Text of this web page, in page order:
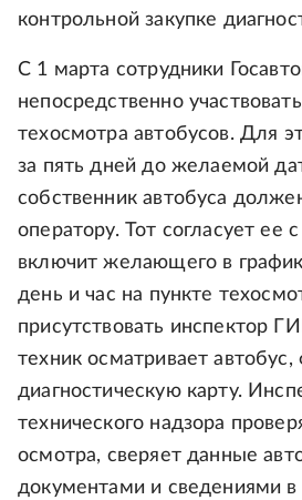
контрольной закупке
С 1 марта сотрудники
непосредственно
техосмотра автобусов. Для
за пять дней до желаемой
собственник автобуса
оператору. Тот согласует ее
включит желающего в
день и час на пункте
присутствовать инспектор
техник осматривает
диагностическую карту.
технического надзора
осмотра, сверяет данные
документами и сведениями в